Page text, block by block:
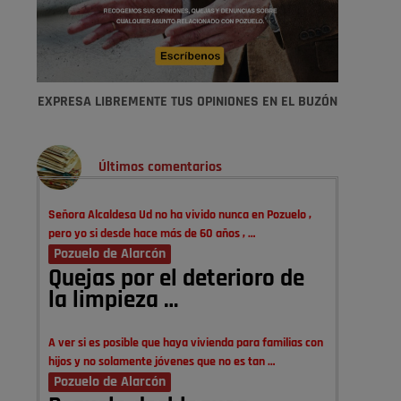
EXPRESA LIBREMENTE TUS OPINIONES EN EL BUZÓN
Últimos comentarios
Señora Alcaldesa Ud no ha vivido nunca en Pozuelo ,
pero yo si desde hace más de 60 años , …
Pozuelo de Alarcón
Quejas por el deterioro de
la limpieza …
A ver si es posible que haya vivienda para familias con
hijos y no solamente jóvenes que no es tan …
Pozuelo de Alarcón